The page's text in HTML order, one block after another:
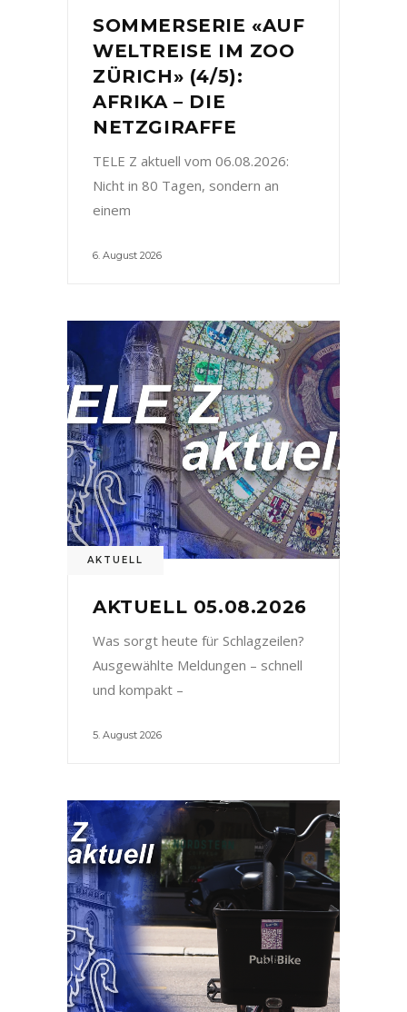
SOMMERSERIE «AUF
WELTREISE IM ZOO
ZÜRICH» (4/5):
AFRIKA – DIE
NETZGIRAFFE
TELE Z aktuell vom 06.08.2026:
Nicht in 80 Tagen, sondern an
einem
6. August 2026
AKTUELL
AKTUELL 05.08.2026
Was sorgt heute für Schlagzeilen?
Ausgewählte Meldungen – schnell
und kompakt –
5. August 2026